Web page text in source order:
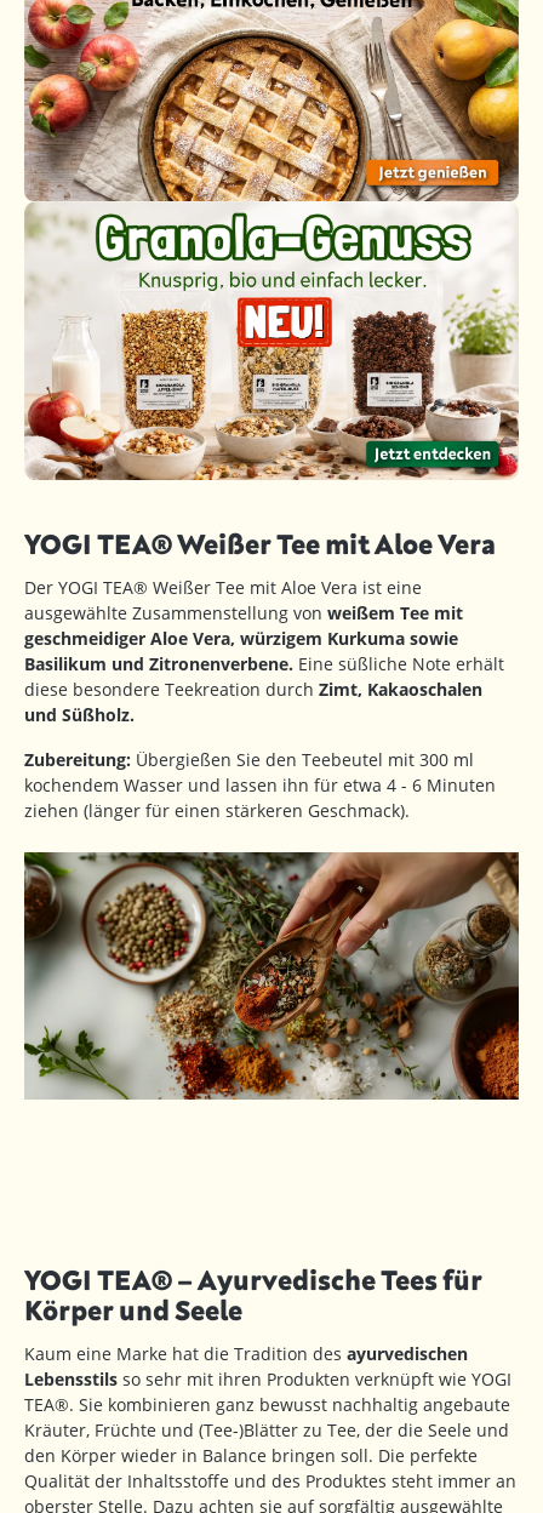
YOGI TEA® Weißer Tee mit Aloe Vera
Der YOGI TEA® Weißer Tee mit Aloe Vera ist eine
ausgewählte Zusammenstellung von weißem Tee mit
geschmeidiger Aloe Vera, würzigem Kurkuma sowie
Basilikum und Zitronenverbene. Eine süßliche Note erhält
diese besondere Teekreation durch Zimt, Kakaoschalen
und Süßholz.
Zubereitung: Übergießen Sie den Teebeutel mit 300 ml
kochendem Wasser und lassen ihn für etwa 4 - 6 Minuten
ziehen (länger für einen stärkeren Geschmack).
YOGI TEA® – Ayurvedische Tees für
Körper und Seele
Kaum eine Marke hat die Tradition des ayurvedischen
Lebensstils so sehr mit ihren Produkten verknüpft wie YOGI
TEA®. Sie kombinieren ganz bewusst nachhaltig angebaute
Kräuter, Früchte und (Tee-)Blätter zu Tee, der die Seele und
den Körper wieder in Balance bringen soll. Die perfekte
Qualität der Inhaltsstoffe und des Produktes steht immer an
oberster Stelle. Dazu achten sie auf sorgfältig ausgewählte